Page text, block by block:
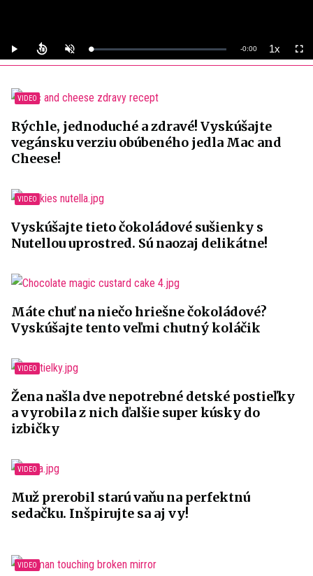
Play UnmuteLoaded:
0%
Remaining
-0:00 1xPlayback
Rate
Rýchle, jednoduché a zdravé! Vyskúšajte
vegánsku verziu obúbeného jedla Mac and
Cheese!
Vyskúšajte tieto čokoládové sušienky s
Nutellou uprostred. Sú naozaj delikátne!
Máte chuť na niečo hriešne čokoládové?
Vyskúšajte tento veľmi chutný koláčik
Žena našla dve nepotrebné detské postieľky
a vyrobila z nich ďalšie super kúsky do
izbičky
Muž prerobil starú vaňu na perfektnú
sedačku. Inšpirujte sa aj vy!